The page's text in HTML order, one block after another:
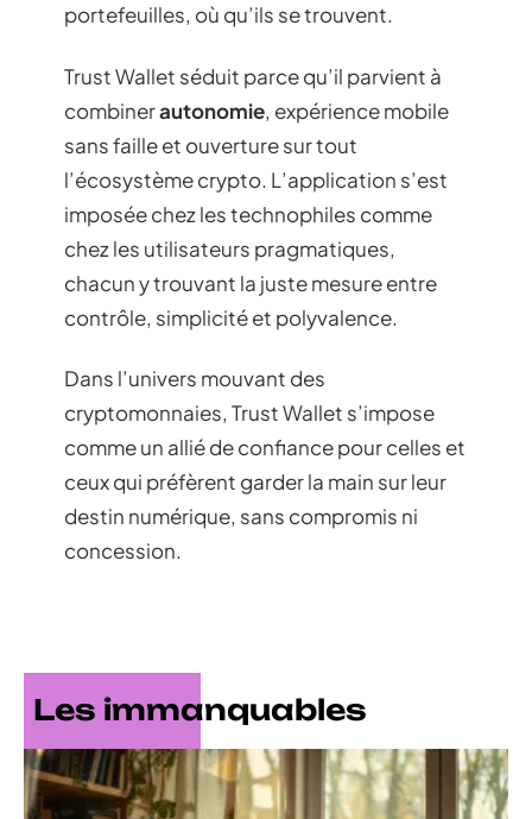
portefeuilles, où qu’ils se trouvent.
Trust Wallet séduit parce qu’il parvient à
combinerautonomie, expérience mobile
sans faille et ouverture sur tout
l’écosystème crypto. L’application s’est
imposée chez les technophiles comme
chez les utilisateurs pragmatiques,
chacun y trouvant la juste mesure entre
contrôle, simplicité et polyvalence.
Dans l’univers mouvant des
cryptomonnaies, Trust Wallet s’impose
comme un allié de confiance pour celles et
ceux qui préfèrent garder la main sur leur
destin numérique, sans compromis ni
concession.
Les immanquables